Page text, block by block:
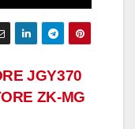
JGY370
ZK-MG